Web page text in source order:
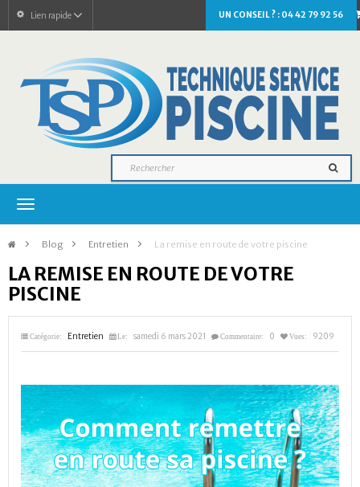
UN CONSEIL ? : 04 42 79 92 56
Lien rapide
Navigation
> Blog > Entretien > La remise en route de votre piscine
LA REMISE EN ROUTE DE VOTRE
PISCINE
Catégorie: Entretien Le: samedi 6 mars 2021 Commentaire: 0 Vues: 9209